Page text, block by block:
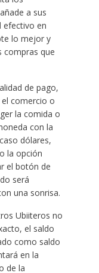
a sus
efectivo en
lo mejor y
compras que
de pago,
el comercio o
la comida o
con la
dólares,
la opción
el botón de
será
una sonrisa.
Ubiiteros no
el saldo
como saldo
en la
de la